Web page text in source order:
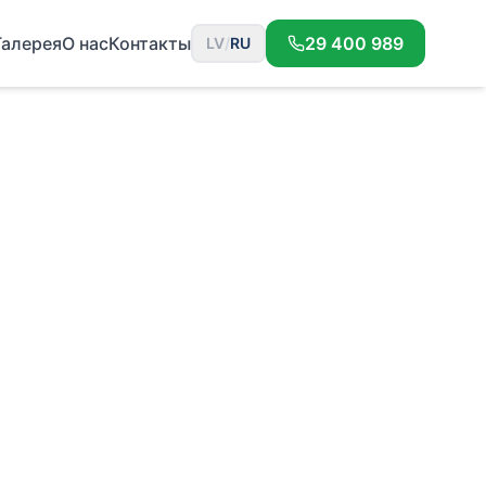
О насКонтакты LV/RU 29 400 989